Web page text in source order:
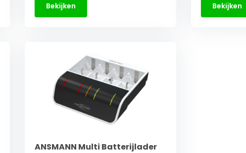
Bekijken
Bekijken
ANSMANN Multi Batterijlader